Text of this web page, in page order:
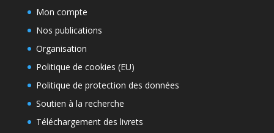
Mon compte
Nos publications
Organisation
Politique de cookies (EU)
Politique de protection des données
Soutien à la recherche
Téléchargement des livrets